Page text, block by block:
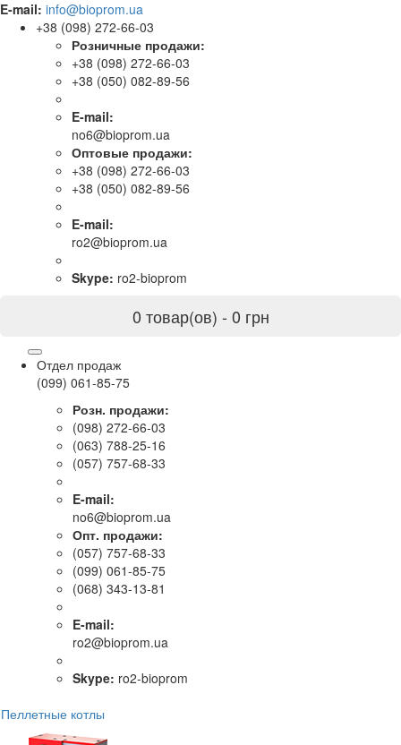
E-mail: info@bioprom.ua
+38 (098) 272-66-03
Розничные продажи:
+38 (098) 272-66-03
+38 (050) 082-89-56
E-mail:
no6@bioprom.ua
Оптовые продажи:
+38 (098) 272-66-03
+38 (050) 082-89-56
E-mail:
ro2@bioprom.ua
Skype: ro2-bioprom
0 товар(ов) - 0 грн
Отдел продаж
(099) 061-85-75
Розн. продажи:
(098) 272-66-03
(063) 788-25-16
(057) 757-68-33
E-mail:
no6@bioprom.ua
Опт. продажи:
(057) 757-68-33
(099) 061-85-75
(068) 343-13-81
E-mail:
ro2@bioprom.ua
Skype: ro2-bioprom
Пеллетные котлы